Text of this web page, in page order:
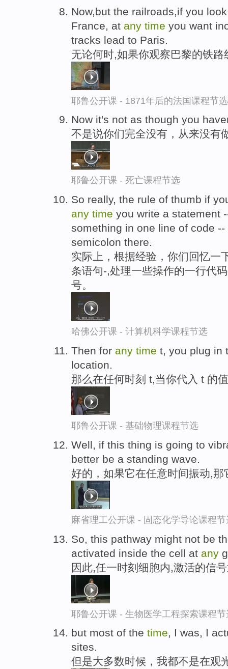
Now,but the railroads,if you
France, at any time you want
tracks lead to Paris.
无论何时,如果你观察巴黎的铁
耶鲁公开课 - 1871年后的法国课程节选
Now it's not as though you
不是说你们完全没有，从来没有
耶鲁公开课 - 死亡课程节选
So really, the rule of thumb if
any time you write a statement
something in one line of code
semicolon there.
实际上，根据经验，你们回忆一
条语句-,处理一些操作的一行代
号。
哈佛公开课 - 计算机科学课程节选
Then for any time t, you plug in
location.
那么在任何时刻 t,当你代入 t 的
耶鲁公开课 - 基础物理课程节选
Well, if this thing is going to
better be a standing wave.
好的，如果它在任意时间振动,那
麻省理工公开课 - 固态化学导论课程节
So, this pathway might not be
activated inside the cell at any
因此,任一时刻细胞内,激活的信
耶鲁公开课 - 生物医学工程探索课程节
but most of the time, I was, I
sites.
但是大多数时候，我都不是在观